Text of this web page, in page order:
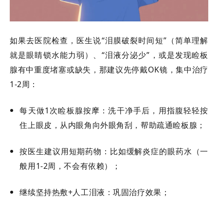
如果去医院检查，医生说“泪膜破裂时间短”（简单理解
就是眼睛锁水能力弱）、“泪液分泌少”，或是发现睑板
腺有中重度堵塞或缺失，那建议先停戴OK镜，集中治疗
1-2周：
每天做1次睑板腺按摩：洗干净手后，用指腹轻轻按
住上眼皮，从内眼角向外眼角刮，帮助疏通睑板腺；
按医生建议用短期药物：比如缓解炎症的眼药水（一
般用1-2周，不会有依赖）；
继续坚持热敷+人工泪液：巩固治疗效果；